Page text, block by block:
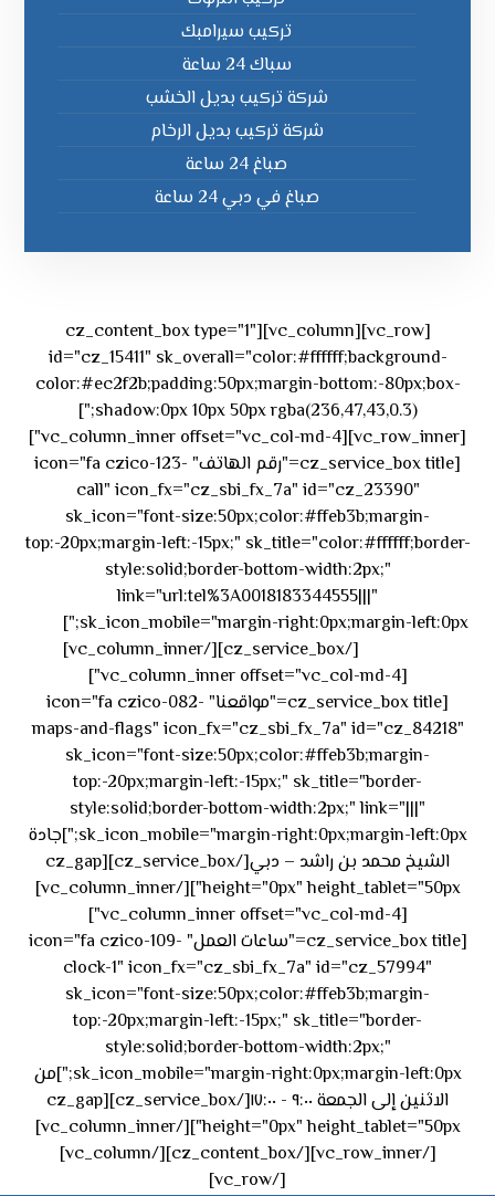
تركيب سيرامبك
سباك 24 ساعة
شركة تركيب بديل الخشب
شركة تركيب بديل الرخام
صباغ 24 ساعة
صباغ في دبي 24 ساعة
[vc_row][vc_column][cz_content_box type="1"
id="cz_15411" sk_overall="color:#ffffff;background-
color:#ec2f2b;padding:50px;margin-bottom:-80px;box-
shadow:0px 10px 50px rgba(236,47,43,0.3);"]
[vc_row_inner][vc_column_inner offset="vc_col-md-4"]
[cz_service_box title="رقم الهاتف" icon="fa czico-123-
call" icon_fx="cz_sbi_fx_7a" id="cz_23390"
sk_icon="font-size:50px;color:#ffeb3b;margin-
top:-20px;margin-left:-15px;" sk_title="color:#ffffff;border-
style:solid;border-bottom-width:2px;"
link="url:tel%3A0018183344555|||"
sk_icon_mobile="margin-right:0px;margin-left:0px;"]
[/cz_service_box][/vc_column_inner]
[vc_column_inner offset="vc_col-md-4"]
[cz_service_box title="مواقعنا" icon="fa czico-082-
maps-and-flags" icon_fx="cz_sbi_fx_7a" id="cz_84218"
sk_icon="font-size:50px;color:#ffeb3b;margin-
top:-20px;margin-left:-15px;" sk_title="border-
style:solid;border-bottom-width:2px;" link="|||"
sk_icon_mobile="margin-right:0px;margin-left:0px;"]جادة
الشيخ محمد بن راشد – دبي[/cz_service_box][cz_gap
height="0px" height_tablet="50px"][/vc_column_inner]
[vc_column_inner offset="vc_col-md-4"]
[cz_service_box title="ساعات العمل" icon="fa czico-109-
clock-1" icon_fx="cz_sbi_fx_7a" id="cz_57994"
sk_icon="font-size:50px;color:#ffeb3b;margin-
top:-20px;margin-left:-15px;" sk_title="border-
style:solid;border-bottom-width:2px;"
sk_icon_mobile="margin-right:0px;margin-left:0px;"]من
الاثنين إلى الجمعة ٩:٠٠ - ١٧:٠٠[/cz_service_box][cz_gap
height="0px" height_tablet="50px"][/vc_column_inner]
[/vc_row_inner][/cz_content_box][/vc_column]
[/vc_row]